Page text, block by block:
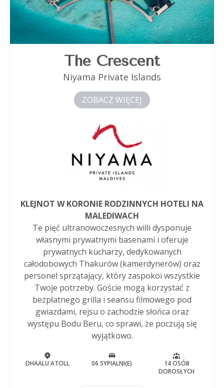
The Crescent
Niyama Private Islands
ZOBACZ WIĘCEJ
KLEJNOT W KORONIE RODZINNYCH HOTELI NA
MALEDIWACH
Te pięć ultranowoczesnych willi dysponuje
własnymi prywatnymi basenami i oferuje
prywatnych kucharzy, dedykowanych
całodobowych Thakurów (kamerdynerów) oraz
personel sprzątający, który zaspokoi wszystkie
Twoje potrzeby. Goście mogą korzystać z
bezpłatnego grilla i seansu filmowego pod
gwiazdami, rejsu o zachodzie słońca oraz
występu Bodu Beru, co sprawi, że poczują się
wyjątkowo.
DHAALU ATOLL 06 SYPIALNI(E)
14 OSÓB
DOROSŁYCH